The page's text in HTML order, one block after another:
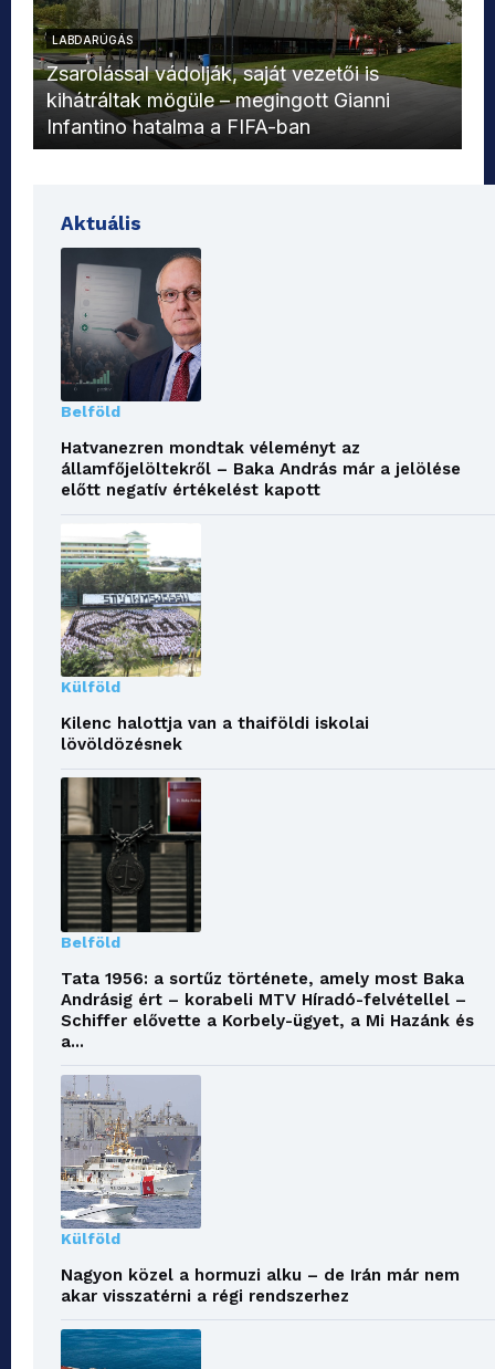
LABDARÚGÁS
Zsarolással vádolják, saját vezetői is
kihátráltak mögüle – megingott Gianni
Infantino hatalma a FIFA-ban
Aktuális
Belföld
Hatvanezren mondtak véleményt az
államfőjelöltekről – Baka András már a jelölése
előtt negatív értékelést kapott
Külföld
Kilenc halottja van a thaiföldi iskolai
lövöldözésnek
Belföld
Tata 1956: a sortűz története, amely most Baka
Andrásig ért – korabeli MTV Híradó-felvétellel –
Schiffer elővette a Korbely-ügyet, a Mi Hazánk és
a...
Külföld
Nagyon közel a hormuzi alku – de Irán már nem
akar visszatérni a régi rendszerhez